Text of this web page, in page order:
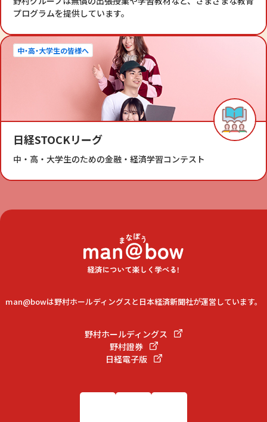
プログラムを提供しています。
中・高・大学生の皆様へ
日経STOCKリーグ
中・高・大学生のための金融・経済学習コンテスト
man@bowは野村ホールディングスと日本経済新聞社が運営しています。
野村ホールディングス
野村證券
日経電子版